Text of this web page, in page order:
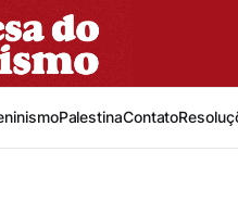
PalestinaContato